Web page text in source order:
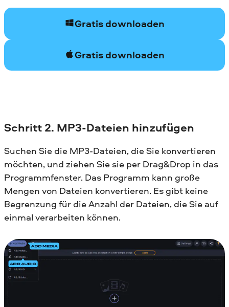
Gratis downloaden
Gratis downloaden
Schritt 2. MP3-Dateien hinzufügen
Suchen Sie die MP3-Dateien, die Sie konvertieren
möchten, und ziehen Sie sie per Drag&Drop in das
Programmfenster. Das Programm kann große
Mengen von Dateien konvertieren. Es gibt keine
Begrenzung für die Anzahl der Dateien, die Sie auf
einmal verarbeiten können.